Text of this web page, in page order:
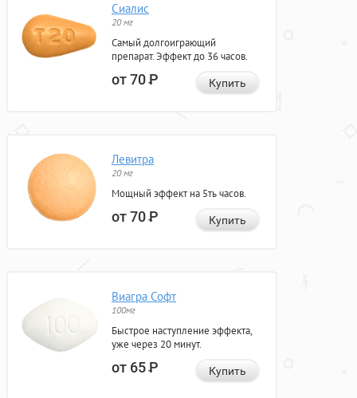
Сиалис
20 мг
Самый долгоиграющий
препарат. Эффект до 36 часов.
от 70Р Купить
Левитра
20 мг
Мощный эффект на 5ть часов.
от 70Р Купить
Виагра Софт
100мг
Быстрое наступление эффекта,
уже через 20 минут.
от 65Р Купить